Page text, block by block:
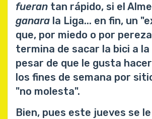
fueran tan rápido, si el
ganara la Liga... en fin, un
que, por miedo o por
termina de sacar la bici a la
pesar de que le gusta
los fines de semana por
"no molesta".
Bien, pues este jueves se